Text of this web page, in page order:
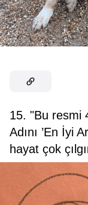
15. "Bu resmi
Adını ’En İyi
hayat çok